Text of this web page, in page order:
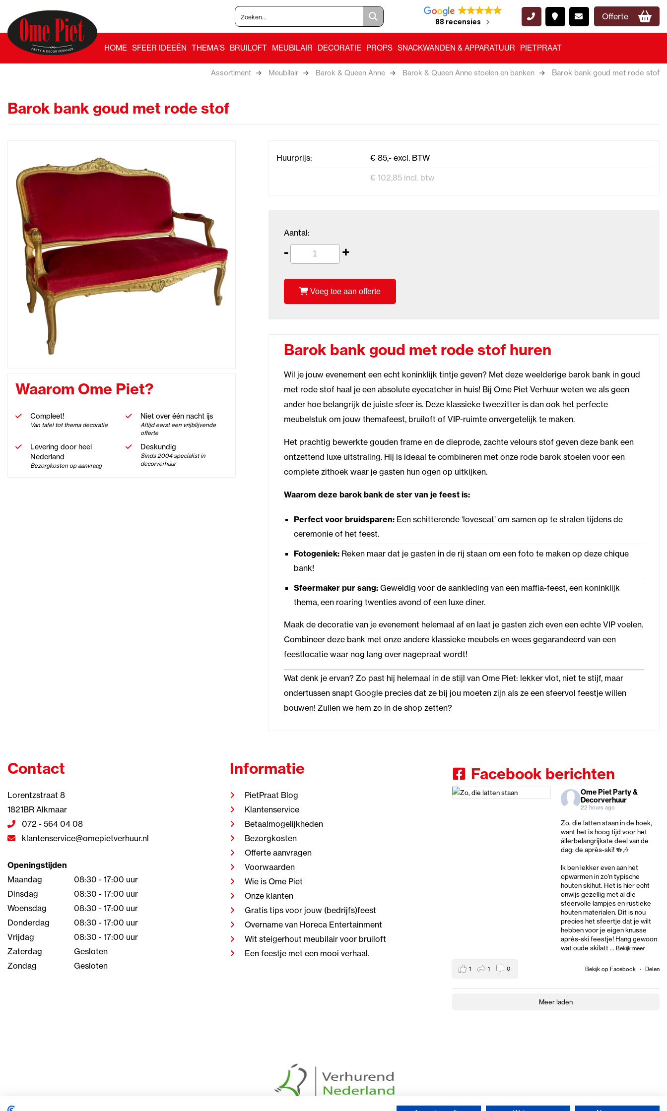
88 recensies
Offerte
HOME SFEER IDEEËN THEMA'S BRUILOFT MEUBILAIR DECORATIE PROPS SNACKWANDEN & APPARATUUR PIETPRAAT
Assortiment Meubilair Barok & Queen Anne Barok & Queen Anne stoelen en banken Barok bank goud met rode stof
Barok bank goud met rode stof
Waarom Ome Piet?
Compleet!
Van tafel tot thema decoratie
Niet over één nacht ijs
Altijd eerst een vrijblijvende
offerte
Levering door heel
Nederland
Bezorgkosten op aanvraag
Deskundig
Sinds 2004 specialist in
decorverhuur
Huurprijs:
€ 85,- excl. BTW
€ 102,85 incl. btw
Aantal:
- +
Voeg toe aan offerte
Barok bank goud met rode stof huren
Wil je jouw evenement een echt koninklijk tintje geven? Met deze weelderige barok bank in goud
met rode stof haal je een absolute eyecatcher in huis! Bij Ome Piet Verhuur weten we als geen
ander hoe belangrijk de juiste sfeer is. Deze klassieke tweezitter is dan ook het perfecte
meubelstuk om jouw themafeest, bruiloft of VIP-ruimte onvergetelijk te maken.
Het prachtig bewerkte gouden frame en de dieprode, zachte velours stof geven deze bank een
ontzettend luxe uitstraling. Hij is ideaal te combineren met onze rode barok stoelen voor een
complete zithoek waar je gasten hun ogen op uitkijken.
Waarom deze barok bank de ster van je feest is:
Perfect voor bruidsparen:Een schitterende ‘loveseat’ om samen op te stralen tijdens de
ceremonie of het feest.
Fotogeniek:Reken maar dat je gasten in de rij staan om een foto te maken op deze chique
bank!
Sfeermaker pur sang:Geweldig voor de aankleding van een maffia-feest, een koninklijk
thema, een roaring twenties avond of een luxe diner.
Maak de decoratie van je evenement helemaal af en laat je gasten zich even een echte VIP voelen.
Combineer deze bank met onze andere klassieke meubels en wees gegarandeerd van een
feestlocatie waar nog lang over nagepraat wordt!
Wat denk je ervan? Zo past hij helemaal in de stijl van Ome Piet: lekker vlot, niet te stijf, maar
ondertussen snapt Google precies dat ze bij jou moeten zijn als ze een sfeervol feestje willen
bouwen! Zullen we hem zo in de shop zetten?
Contact
Lorentzstraat 8
1821BR Alkmaar
072 - 564 04 08
klantenservice@omepietverhuur.nl
Openingstijden
Maandag
08:30 - 17:00 uur
Dinsdag
08:30 - 17:00 uur
Woensdag
08:30 - 17:00 uur
Donderdag
08:30 - 17:00 uur
Vrijdag
08:30 - 17:00 uur
Zaterdag
Gesloten
Zondag
Gesloten
Informatie
PietPraat Blog
Klantenservice
Betaalmogelijkheden
Bezorgkosten
Offerte aanvragen
Voorwaarden
Wie is Ome Piet
Onze klanten
Gratis tips voor jouw (bedrijfs)feest
Overname van Horeca Entertainment
Wit steigerhout meubilair voor bruiloft
Een feestje met een mooi verhaal.
Facebook berichten
Ome Piet Party &
Decorverhuur
22 hours ago
Zo, die latten staan in de hoek,
want het is hoog tijd voor het
állerbelangrijkste deel van de
dag: de après-ski! 🍻🎶
Ik ben lekker even aan het
opwarmen in zo'n typische
houten skihut. Het is hier echt
onwijs gezellig met al die
sfeervolle lampjes en rustieke
houten materialen. Dit is nou
precies het sfeertje dat je wilt
hebben voor je eigen knusse
après-ski feestje! Hang gewoon
wat oude skilatt... Bekijk meer
Bekijk op Facebook · Delen
1 1 0
Meer laden